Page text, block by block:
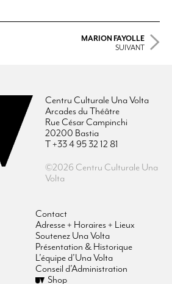
MARION FAYOLLE
SUIVANT
Centru Culturale Una Volta
Arcades du Théâtre
Rue César Campinchi
20200 Bastia
T +33 4 95 32 12 81
©2026 Centru Culturale Una
Volta
Contact
Adresse + Horaires + Lieux
Soutenez Una Volta
Présentation & Historique
L’équipe d’Una Volta
Conseil d’Administration
Shop